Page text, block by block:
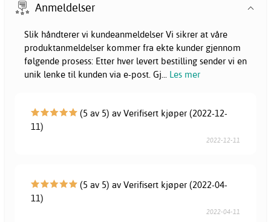
Anmeldelser
Slik håndterer vi kundeanmeldelser Vi sikrer at våre
produktanmeldelser kommer fra ekte kunder gjennom
følgende prosess: Etter hver levert bestilling sender vi en
unik lenke til kunden via e-post. Gj... Les mer
(5 av 5) av Verifisert kjøper (2022-12-
11)
2022-12-11
(5 av 5) av Verifisert kjøper (2022-04-
11)
2022-04-11